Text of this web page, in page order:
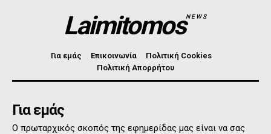
LaimitomosNEWS
Για εμάς Επικοινωνία
Πολιτική Cookies
Πολιτική Απορρήτου
Για εμάς
Ο πρωταρχικός σκοπός της εφημερίδας μας είναι να σας